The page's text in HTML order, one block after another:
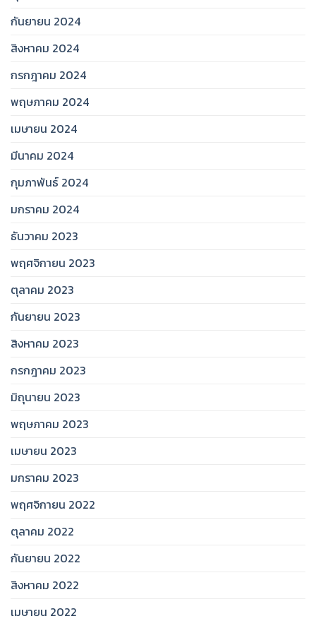
กันยายน 2024
สิงหาคม 2024
กรกฎาคม 2024
พฤษภาคม 2024
เมษายน 2024
มีนาคม 2024
กุมภาพันธ์ 2024
มกราคม 2024
ธันวาคม 2023
พฤศจิกายน 2023
ตุลาคม 2023
กันยายน 2023
สิงหาคม 2023
กรกฎาคม 2023
มิถุนายน 2023
พฤษภาคม 2023
เมษายน 2023
มกราคม 2023
พฤศจิกายน 2022
ตุลาคม 2022
กันยายน 2022
สิงหาคม 2022
เมษายน 2022